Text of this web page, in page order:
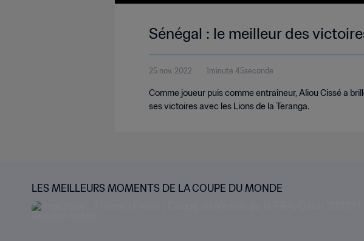
Sénégal : le meilleur des
25 nov. 2022 1minute 45seconde
Comme joueur puis comme entraîneur, Aliou Cissé a
ses victoires avec les Lions de la Teranga.
LES MEILLEURS MOMENTS DE LA COUPE DU MONDE